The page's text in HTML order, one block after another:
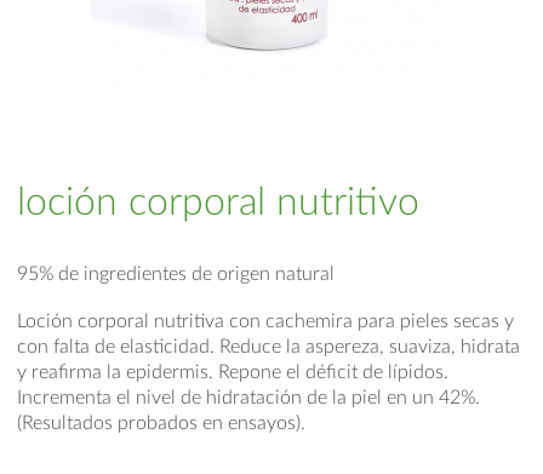
loción corporal nutritivo
95% de ingredientes de origen natural
Loción corporal nutritiva con cachemira para pieles secas y
con falta de elasticidad. Reduce la aspereza, suaviza, hidrata
y reafirma la epidermis. Repone el déficit de lípidos.
Incrementa el nivel de hidratación de la piel en un 42%.
(Resultados probados en ensayos).